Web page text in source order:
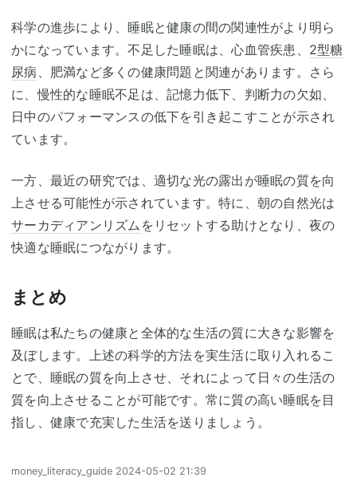
科学の進歩により、睡眠と健康の間の関連性がより明ら
かになっています。不足した睡眠は、心血管疾患、 2型糖
尿病 、肥満など多くの健康問題と関連があります。さら
に、慢性的な睡眠不足は、記憶力低下、判断力の欠如、
日中のパフォーマンスの低下を引き起こすことが示され
ています。
一方、最近の研究では、適切な光の露出が睡眠の質を向
上させる可能性が示されています。特に、朝の自然光は
サーカディアンリズム をリセットする助けとなり、夜の
快適な睡眠につながります。
まとめ
睡眠は私たちの健康と全体的な生活の質に大きな影響を
及ぼします。上述の科学的方法を実生活に取り入れるこ
とで、睡眠の質を向上させ、それによって日々の生活の
質を向上させることが可能です。常に質の高い睡眠を目
指し、健康で充実した生活を送りましょう。
money_literacy_guide 2024-05-02 21:39